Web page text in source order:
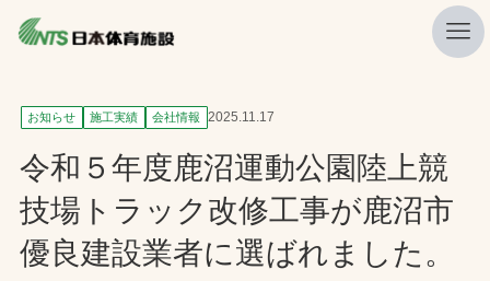
私たちの強み
ニュース
プレスリリース
レポート
お知らせ 施工実績 会社情報 2025.11.17
令和５年度鹿沼運動公園陸上競
技場トラック改修工事が鹿沼市
優良建設業者に選ばれました。